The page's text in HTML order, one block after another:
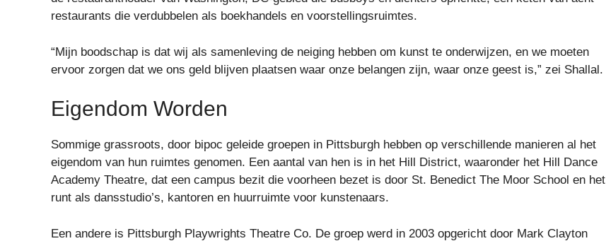
restaurants die verdubbelen als boekhandels en voorstellingsruimtes.
“Mijn boodschap is dat wij als samenleving de neiging hebben om kunst te onderwijzen, en we moeten
ervoor zorgen dat we ons geld blijven plaatsen waar onze belangen zijn, waar onze geest is,” zei Shallal.
Eigendom Worden
Sommige grassroots, door bipoc geleide groepen in Pittsburgh hebben op verschillende manieren al het
eigendom van hun ruimtes genomen. Een aantal van hen is in het Hill District, waaronder het Hill Dance
Academy Theatre, dat een campus bezit die voorheen bezet is door St. Benedict The Moor School en het
runt als dansstudio’s, kantoren en huurruimte voor kunstenaars.
Een andere is Pittsburgh Playwrights Theatre Co. De groep werd in 2003 opgericht door Mark Clayton